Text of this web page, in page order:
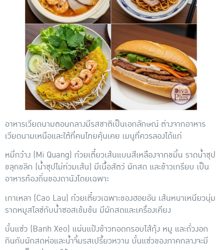
อาหารเวียดนามตอนกลางมีรสชาติเป็นเอกลักษณ์ ต่างจากอาหาร
เวียดนามเหนือและใต้ที่คนไทยคุ้นเคย เมนูที่ควรลองได้แก่
หมี่กว๋าง (Mi Quang) ก๋วยเตี๋ยวเส้นแบนสีเหลืองจากขมิ้น ราดน้ำซุป
ขลุกขลิก (น้ำซุปไม่ท่วมเส้น) มีเนื้อสัตว์ ผักสด และข้าวเกรียบ เป็น
อาหารท้องถิ่นของดานังโดยเฉพาะ
เกาเหลา (Cao Lau) ก๋วยเตี๋ยวเฉพาะของฮอยอัน เส้นหนาเหนียวนุ่ม
ราดหมูสไลซ์กับน้ำซอสเข้มข้น มีผักสดและเครื่องเคียง
บั๋นแซ่ว (Banh Xeo) แผ่นแป้งข้าวทอดกรอบไส้กุ้ง หมู และถั่วงอก
กินกับผักสดห่อและน้ำจิ้มรสเปรี้ยวหวาน บั๋นแซ่วของภาคกลางจะมี